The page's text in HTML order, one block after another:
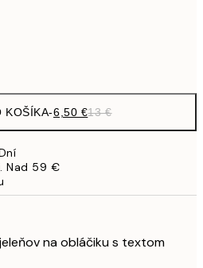
KOŠÍKA-6,50 €13 €
Nad 59 €
na obláčiku s textom